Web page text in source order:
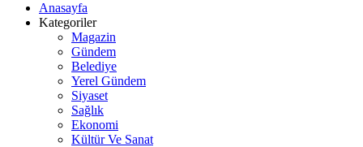
Anasayfa
Kategoriler
Magazin
Gündem
Belediye
Yerel Gündem
Siyaset
Sağlık
Ekonomi
Kültür Ve Sanat